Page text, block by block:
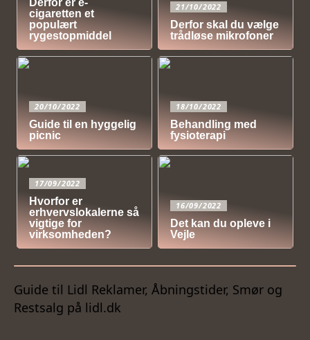
Derfor er e-
cigaretten et
populært
rygestopmiddel
21/10/2022
Derfor skal du vælge
trådløse mikrofoner
20/10/2022
Guide til en hyggelig
picnic
18/10/2022
Behandling med
fysioterapi
17/09/2022
Hvorfor er
erhvervslokalerne så
vigtige for
virksomheden?
16/09/2022
Det kan du opleve i
Vejle
Guide til Lidl Reklamer, Åbningstider, Smør og
Restsalg på lidl.dk